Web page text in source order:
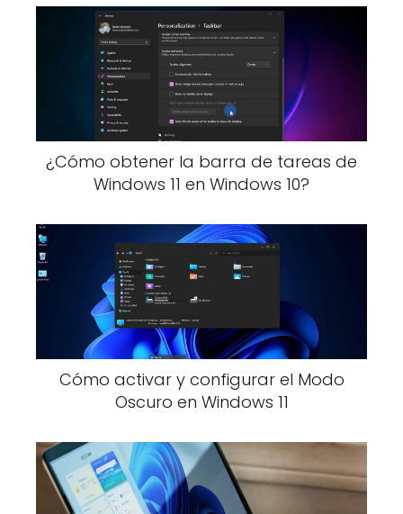
¿Cómo obtener la barra de tareas de
Windows 11 en Windows 10?
Cómo activar y configurar el Modo
Oscuro en Windows 11